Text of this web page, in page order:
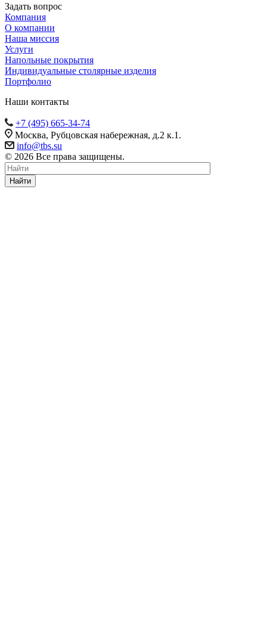
Задать вопрос
Компания
О компании
Наша миссия
Услуги
Напольные покрытия
Индивидуальные столярные изделия
Портфолио
Наши контакты
+7 (495) 665-34-74
Москва, Рубцовская набережная, д.2 к.1.
info@tbs.su
© 2026 Все права защищены.
Найти